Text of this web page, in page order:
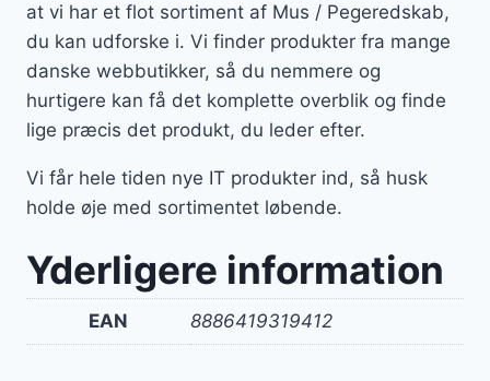
at vi har et flot sortiment af Mus / Pegeredskab,
du kan udforske i. Vi finder produkter fra mange
danske webbutikker, så du nemmere og
hurtigere kan få det komplette overblik og finde
lige præcis det produkt, du leder efter.
Vi får hele tiden nye IT produkter ind, så husk
holde øje med sortimentet løbende.
Yderligere information
EAN 8886419319412